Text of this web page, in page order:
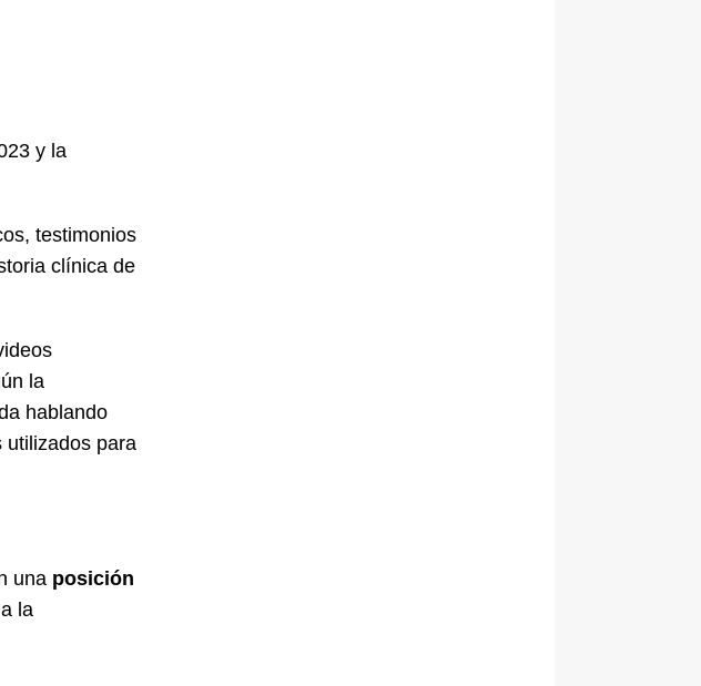
y la
testimonios
clínica de
la
hablando
utilizados para
una posición
la